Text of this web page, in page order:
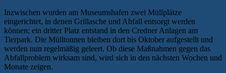
Inzwischen wurden am Museumshafen zwei Müllplätze
eingerichtet, in denen Grillasche und Abfall entsorgt werden
können; ein dritter Platz entstand in den Credner Anlagen am
Tierpark. Die Mülltonnen bleiben dort bis Oktober aufgestellt und
werden nun regelmäßig geleert. Ob diese Maßnahmen gegen das
Abfallproblem wirksam sind, wird sich in den nächsten Wochen und
Monate zeigen.